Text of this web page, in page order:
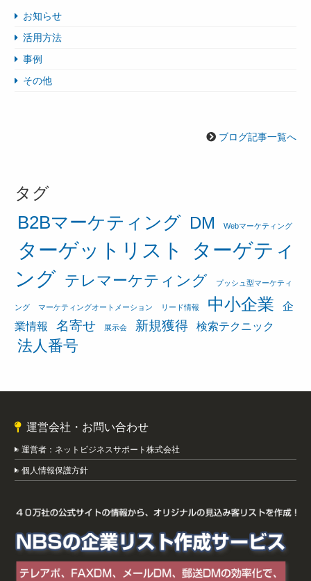
お知らせ
活用方法
事例
その他
ブログ記事一覧へ
タグ
B2Bマーケティング DM Webマーケティング
ターゲットリスト
ターゲティ
ング テレマーケティング プッシュ型マーケティ
ング マーケティングオートメーション リード情報 中小企業
企
業情報
名寄せ 展示会 新規獲得 検索テクニック
法人番号
運営会社・お問い合わせ
運営者：ネットビジネスサポート株式会社
個人情報保護方針